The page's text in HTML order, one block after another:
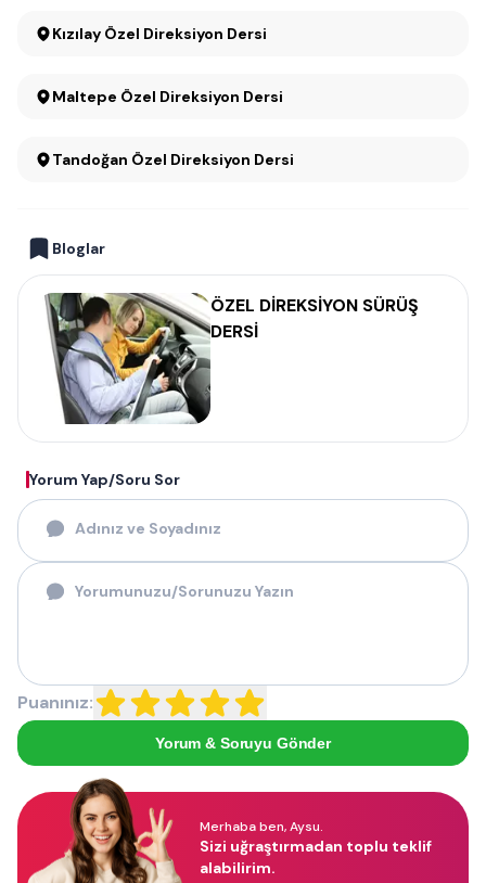
Kızılay Özel Direksiyon Dersi
Maltepe Özel Direksiyon Dersi
Tandoğan Özel Direksiyon Dersi
Bloglar
ÖZEL DİREKSİYON SÜRÜŞ
DERSİ
Yorum Yap/Soru Sor
Puanınız:
Yorum & Soruyu Gönder
Merhaba ben, Aysu.
Sizi uğraştırmadan toplu teklif
alabilirim.